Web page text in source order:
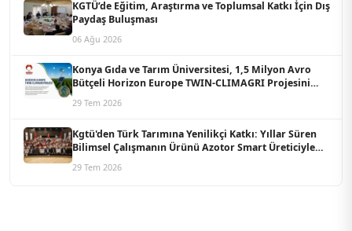
KGTÜ’de Eğitim, Araştırma ve Toplumsal Katkı İçin Dış
Paydaş Buluşması
06 Ağu 2026
Konya Gıda ve Tarım Üniversitesi, 1,5 Milyon Avro
Bütçeli Horizon Europe TWIN-CLIMAGRI Projesini
29 Tem 2026
Kgtü'den Türk Tarımına Yenilikçi Katkı: Yıllar Süren
Bilimsel Çalışmanın Ürünü Azotor Smart Üreticiyle
29 Tem 2026